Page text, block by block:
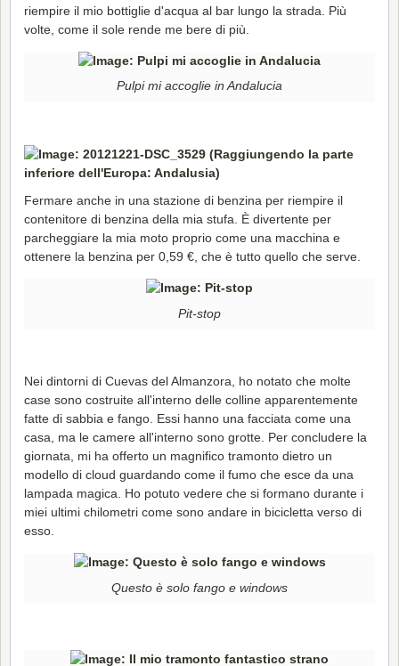
riempire il mio bottiglie d'acqua al bar lungo la strada. Più
volte, come il sole rende me bere di più.
Pulpi mi accoglie in Andalucia
Fermare anche in una stazione di benzina per riempire il
contenitore di benzina della mia stufa. È divertente per
parcheggiare la mia moto proprio come una macchina e
ottenere la benzina per 0,59 €, che è tutto quello che serve.
Pit-stop
Nei dintorni di Cuevas del Almanzora, ho notato che molte
case sono costruite all'interno delle colline apparentemente
fatte di sabbia e fango. Essi hanno una facciata come una
casa, ma le camere all'interno sono grotte. Per concludere la
giornata, mi ha offerto un magnifico tramonto dietro un
modello di cloud guardando come il fumo che esce da una
lampada magica. Ho potuto vedere che si formano durante i
miei ultimi chilometri come sono andare in bicicletta verso di
esso.
Questo è solo fango e windows